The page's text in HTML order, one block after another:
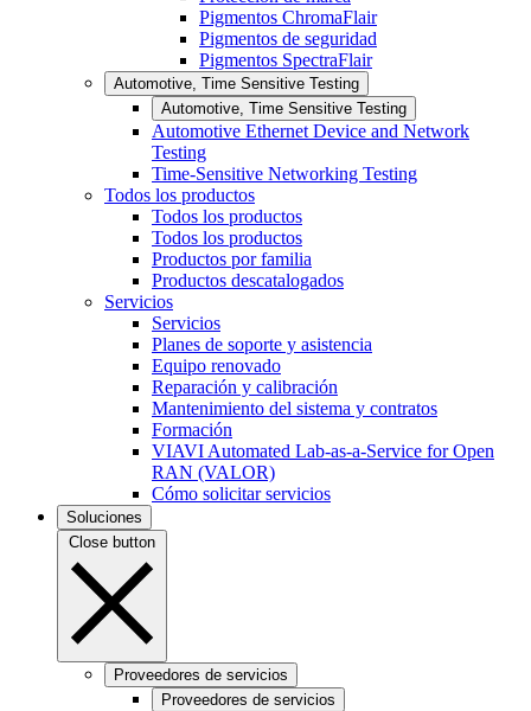
Pigmentos ChromaFlair
Pigmentos de seguridad
Pigmentos SpectraFlair
Automotive, Time Sensitive Testing
Automotive, Time Sensitive Testing
Automotive Ethernet Device and Network
Testing
Time-Sensitive Networking Testing
Todos los productos
Todos los productos
Todos los productos
Productos por familia
Productos descatalogados
Servicios
Servicios
Planes de soporte y asistencia
Equipo renovado
Reparación y calibración
Mantenimiento del sistema y contratos
Formación
VIAVI Automated Lab-as-a-Service for Open
RAN (VALOR)
Cómo solicitar servicios
Soluciones
Close button
Proveedores de servicios
Proveedores de servicios